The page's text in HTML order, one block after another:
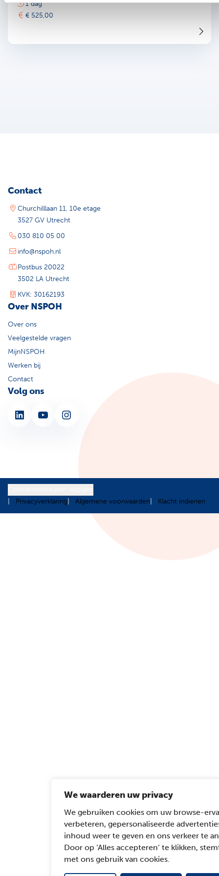
We waarderen uw privacy
We gebruiken cookies om uw browse-
verbeteren, gepersonaliseerde
inhoud weer te geven en ons verkeer te
Door op ‘Alles accepteren’ te klikken,
met ons gebruik van cookies.
1 dag
€ 525,00
Contact
Churchilllaan 11, 10e etage
3527 GV Utrecht
030 810 05 00
info@nspoh.nl
Postbus 20022
3502 LA Utrecht
KVK: 30162193
Over NSPOH
Over ons
Veelgestelde vragen
MijnNSPOH
Werken bij
Contact
Volg ons
LinkedIn YouTube Instagram
Privacyverklaring
Algemene voorwaarden Klacht indienen